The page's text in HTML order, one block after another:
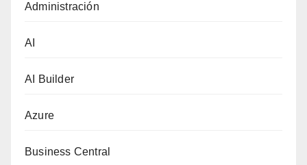
Administración
AI
AI Builder
Azure
Business Central